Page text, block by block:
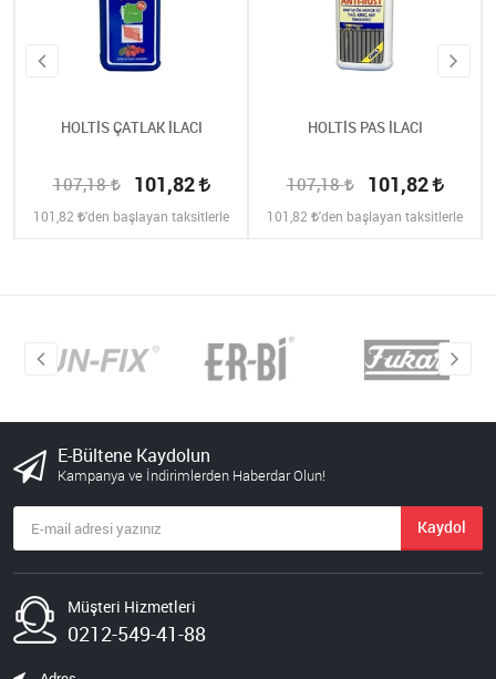
HOLTİS ÇATLAK İLACI
107,18 101,82
101,82 'den başlayan taksitlerle
HOLTİS PAS İLACI
107,18 101,82
101,82 'den başlayan taksitlerle
E-Bültene Kaydolun
Kampanya ve İndirimlerden Haberdar Olun!
Kaydol
Müşteri Hizmetleri
0212-549-41-88